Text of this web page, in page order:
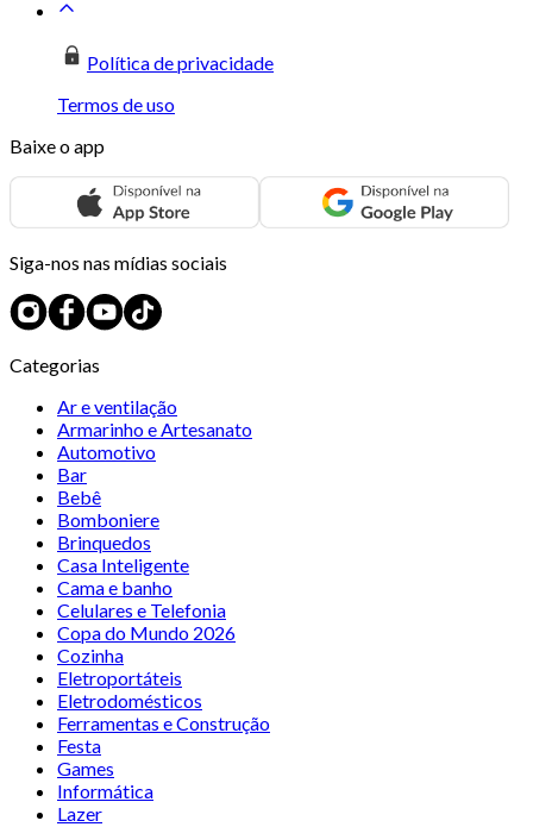
Política de privacidade
Termos de uso
Baixe o app
Siga-nos nas mídias sociais
Categorias
Ar e ventilação
Armarinho e Artesanato
Automotivo
Bar
Bebê
Bomboniere
Brinquedos
Casa Inteligente
Cama e banho
Celulares e Telefonia
Copa do Mundo 2026
Cozinha
Eletroportáteis
Eletrodomésticos
Ferramentas e Construção
Festa
Games
Informática
Lazer